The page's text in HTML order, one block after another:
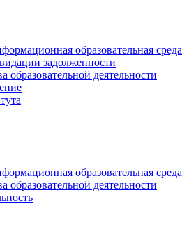
образовательная среда
задолженности
образовательной деятельности
образовательная среда
образовательной деятельности